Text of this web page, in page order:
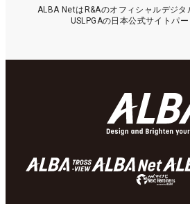
ALBA NetはR&Aのオフィシャルデジ
USLPGAの日本公式サイトパー